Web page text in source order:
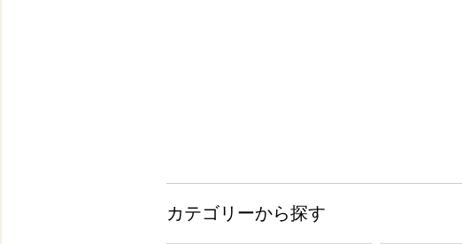
カテゴリーから探す